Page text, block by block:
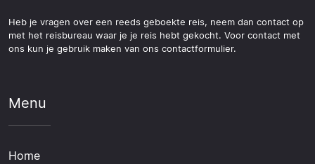
Heb je vragen over een reeds geboekte reis, neem dan contact op
met het reisbureau waar je je reis hebt gekocht. Voor contact met
ons kun je gebruik maken van ons contactformulier.
Menu
Home